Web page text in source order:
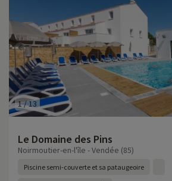
1/13
Le Domaine des Pins
Noirmoutier-en-l'île - Vendée (85)
Piscine semi-couverte et sa pataugeoire